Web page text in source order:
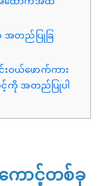
အတည်ပြုခြ
းဝယ်ဖောက်ကား
င့်ကို အတည်ပြုပါ
ကောင့်တစ်ခု